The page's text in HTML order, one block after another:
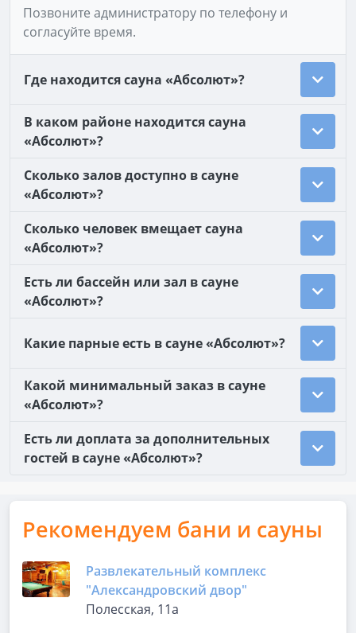
Позвоните администратору по телефону и
согласуйте время.
Где находится сауна «Абсолют»?
В каком районе находится сауна
«Абсолют»?
Сколько залов доступно в сауне
«Абсолют»?
Сколько человек вмещает сауна
«Абсолют»?
Есть ли бассейн или зал в сауне
«Абсолют»?
Какие парные есть в сауне «Абсолют»?
Какой минимальный заказ в сауне
«Абсолют»?
Есть ли доплата за дополнительных
гостей в сауне «Абсолют»?
Рекомендуем бани и сауны
Развлекательный комплекс
"Александровский двор"
Полесская, 11а